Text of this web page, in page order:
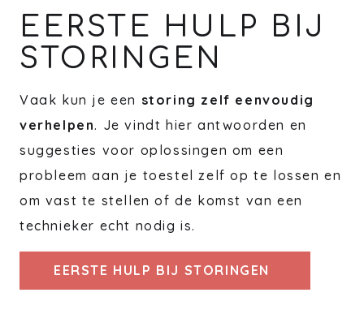
EERSTE HULP BIJ
STORINGEN
Vaak kun je een storing zelf eenvoudig
verhelpen. Je vindt hier antwoorden en
suggesties voor oplossingen om een
probleem aan je toestel zelf op te lossen en
om vast te stellen of de komst van een
technieker echt nodig is.
EERSTE HULP BIJ STORINGEN